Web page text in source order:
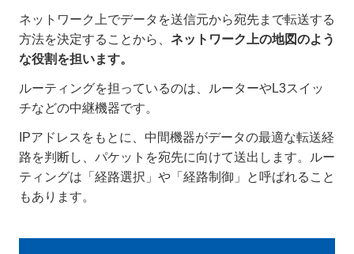
ネットワーク上でデータを送信元から宛先まで転送する
方法を決定することから、 ネットワーク上の地図のよう
な役割を担います。
ルーティングを担っているのは、ルーターやL3スイッ
チなどの中継機器です。
IPアドレスをもとに、中間機器がデータの最適な転送経
路を判断し、パケットを宛先に向けて送出します。ルー
ティングは「経路選択」や「経路制御」と呼ばれること
もあります。